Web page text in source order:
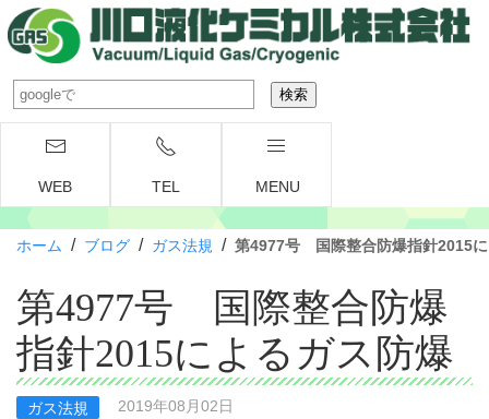
WEB TEL MENU
ホーム / ブログ / ガス法規 / 第4977号 国際整合防爆指針2015
第4977号 国際整合防爆
指針2015によるガス防爆
ガス法規 2019年08月02日